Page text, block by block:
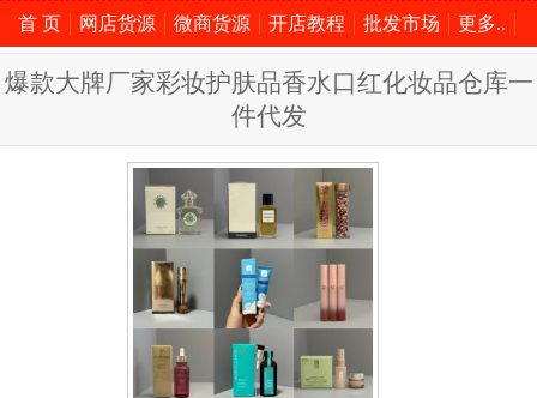
首 页 网店货源 微商货源 开店教程 批发市场 更多..
爆款大牌厂家彩妆护肤品香水口红化妆品仓库一
件代发